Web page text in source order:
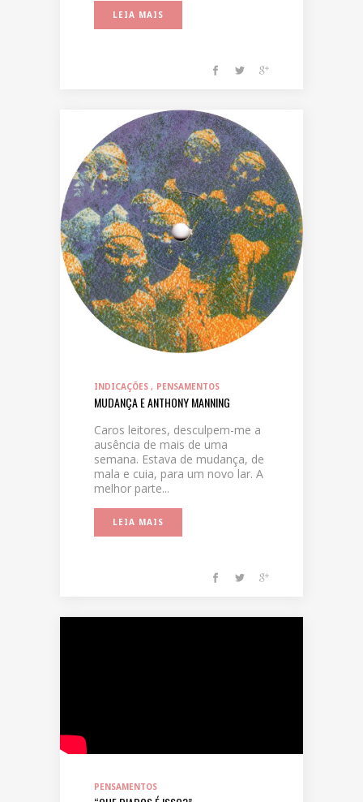
LEIA MAIS
INDICAÇÕES PENSAMENTOS
MUDANÇA E ANTHONY MANNING
Caros leitores, desculpem-me a
ausência de mais de uma
semana. Estava de mudança, de
mala e cuia, para um novo lar. A
melhor parte...
LEIA MAIS
PENSAMENTOS